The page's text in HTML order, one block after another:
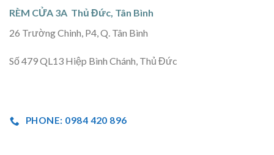
RÈM CỬA 3A Thủ Đức, Tân Bình
26 Trường Chinh, P4, Q. Tân Bình
Số 479 QL13 Hiệp Bình Chánh, Thủ Đức
PHONE: 0984 420 896